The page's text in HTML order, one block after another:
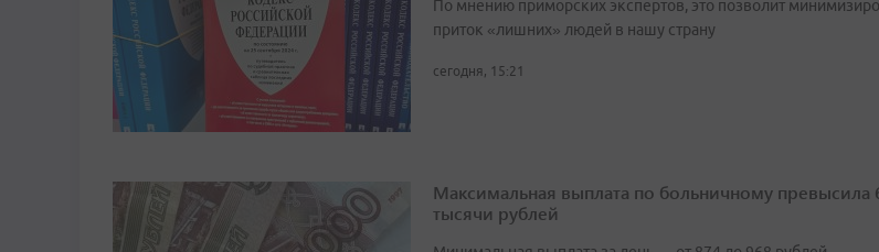
По мнению приморских экспертов, это позволит
приток «лишних» людей в нашу страну
сегодня, 15:21
Максимальная выплата по больничному превысила
тысячи рублей